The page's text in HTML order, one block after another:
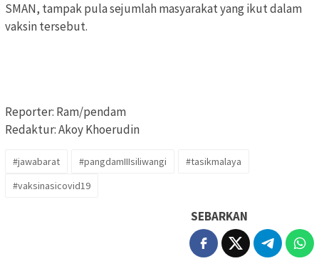
SMAN, tampak pula sejumlah masyarakat yang ikut dalam
vaksin tersebut.
Reporter: Ram/pendam
Redaktur: Akoy Khoerudin
#jawabarat #pangdamIIIsiliwangi
#tasikmalaya
#vaksinasicovid19
SEBARKAN